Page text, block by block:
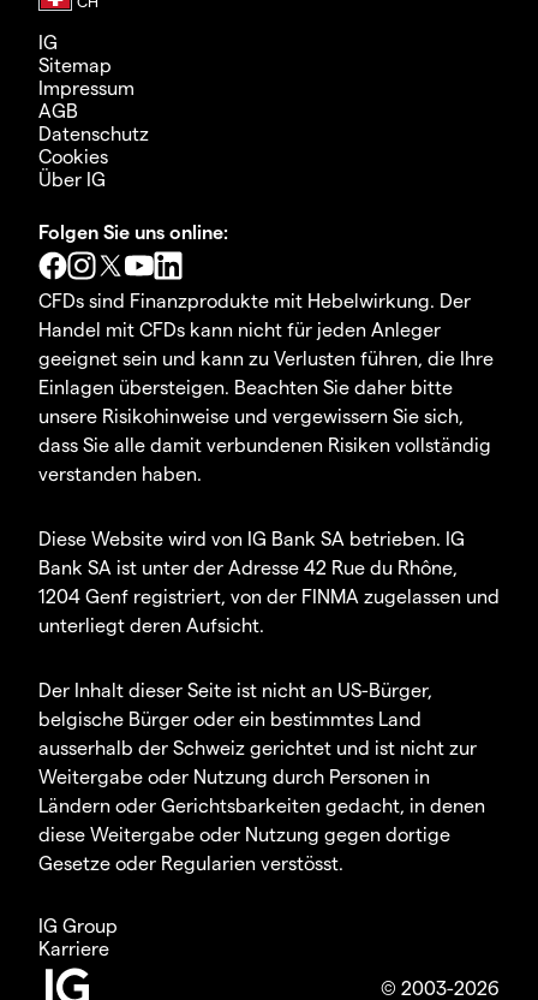
IG
Sitemap
Impressum
AGB
Datenschutz
Cookies
Über IG
Folgen Sie uns online:
CFDs sind Finanzprodukte mit Hebelwirkung. Der
Handel mit CFDs kann nicht für jeden Anleger
geeignet sein und kann zu Verlusten führen, die Ihre
Einlagen übersteigen. Beachten Sie daher bitte
unsere Risikohinweise und vergewissern Sie sich,
dass Sie alle damit verbundenen Risiken vollständig
verstanden haben.
Diese Website wird von IG Bank SA betrieben. IG
Bank SA ist unter der Adresse 42 Rue du Rhône,
1204 Genf registriert, von der FINMA zugelassen und
unterliegt deren Aufsicht.
Der Inhalt dieser Seite ist nicht an US-Bürger,
belgische Bürger oder ein bestimmtes Land
ausserhalb der Schweiz gerichtet und ist nicht zur
Weitergabe oder Nutzung durch Personen in
Ländern oder Gerichtsbarkeiten gedacht, in denen
diese Weitergabe oder Nutzung gegen dortige
Gesetze oder Regularien verstösst.
IG Group
Karriere
© 2003-2026